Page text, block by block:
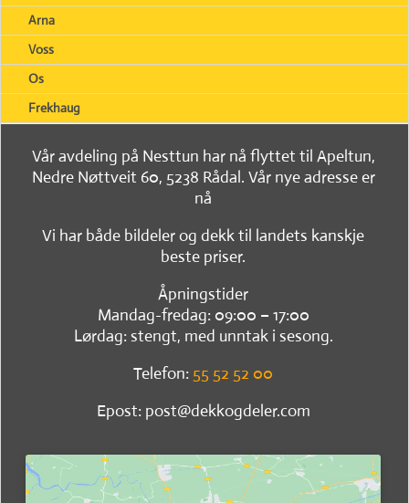
Arna
Voss
Os
Frekhaug
Vår avdeling på Nesttun har nå flyttet til Apeltun,
Nedre Nøttveit 60, 5238 Rådal. Vår nye adresse er
nå
Vi har både bildeler og dekk til landets kanskje
beste priser.
Åpningstider
Mandag-fredag: 09:00 – 17:00
Lørdag: stengt, med unntak i sesong.
Telefon: 55 52 52 00
Epost: post@dekkogdeler.com